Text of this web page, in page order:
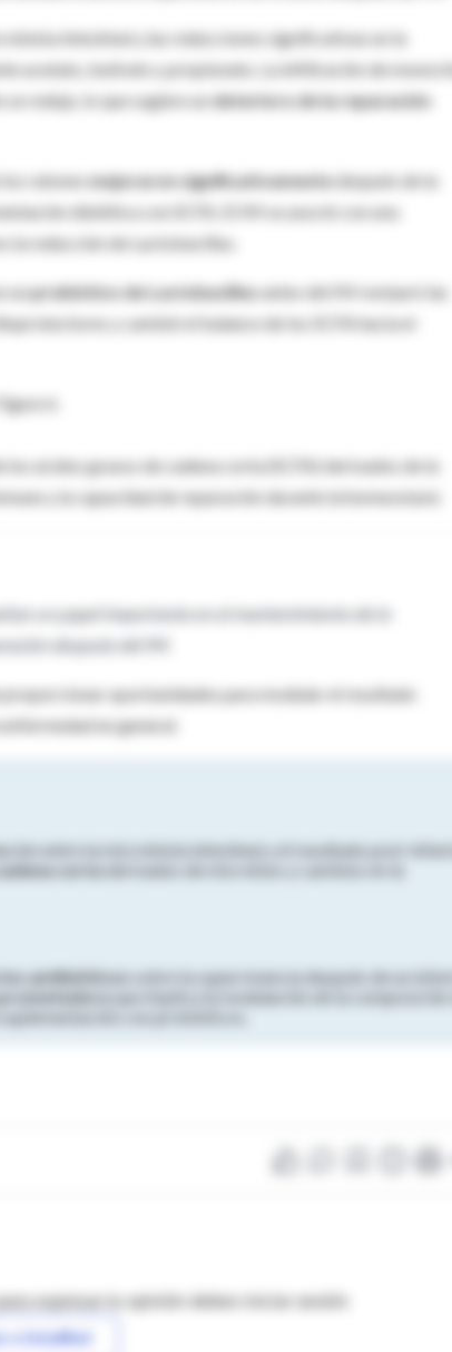
intestinal y las reducciones significativas en la
acetato, butirato y propionato. La infiltración de
se redujo, lo que sugiere undeterioro de la reparación
los ratonesmejoraron significativamentedespués de la
dietética con SCFA. El IM se asoció con una
la reducción de Lactobacillus.
unprobiótico de Lactobacillusantes del IM restauró las
y cambió el balance de los SCFA hacia el
ácidos grasos de cadena corta (SCFA) derivados de la
y la capacidad de reparación durante la homeostasis
un papel importante en el mantenimiento de la
después del IM.
proporcionar oportunidades para modular el resultado
en general.
entre la microbiota intestinal y el resultado post-
corta
antibióticos sobre la supervivencia después de un
expresar tu opinión debes iniciar sesión
a IntraMed